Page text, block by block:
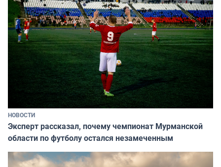
НОВОСТИ
Эксперт рассказал, почему чемпионат Мурманской
области по футболу остался незамеченным